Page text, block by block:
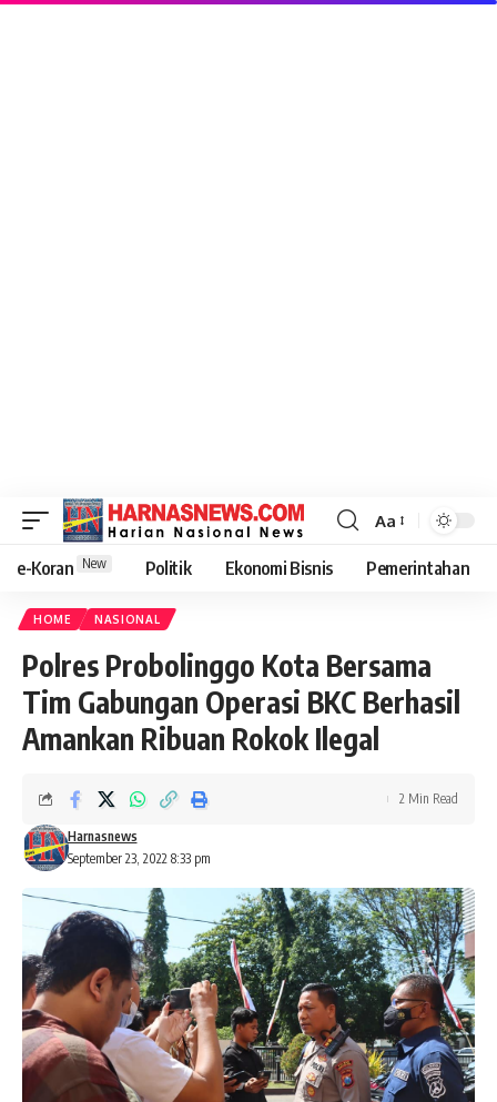
Aa
e-Koran New Politik Ekonomi Bisnis Pemerintahan
HOME NASIONAL
Polres Probolinggo Kota Bersama
Tim Gabungan Operasi BKC Berhasil
Amankan Ribuan Rokok Ilegal
September 23, 2022 8:33 pm
Harnasnews
2 Min Read